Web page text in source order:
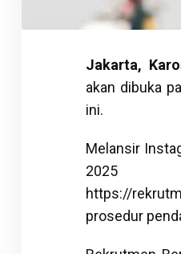
Jakarta,
akan dibuka
ini.
Melansir
2025
https://
prosedur